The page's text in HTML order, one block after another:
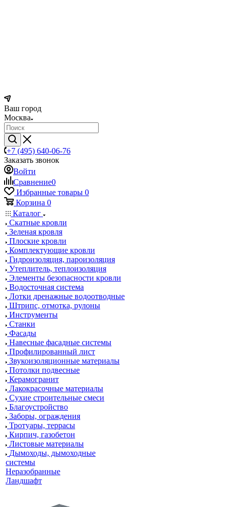
Ваш город
Москва
+7 (495) 640-06-76
Заказать звонок
Войти
Сравнение0
Избранные товары 0
Корзина 0
Каталог
Скатные кровли
Зеленая кровля
Плоские кровли
Комплектующие кровли
Гидроизоляция, пароизоляция
Утеплитель, теплоизоляция
Элементы безопасности кровли
Водосточная система
Лотки дренажные водоотводные
Штрипс, отмотка, рулоны
Инструменты
Станки
Фасады
Навесные фасадные системы
Профилированный лист
Звукоизоляционные материалы
Потолки подвесные
Керамогранит
Лакокрасочные материалы
Сухие строительные смеси
Благоустройство
Заборы, ограждения
Тротуары, террасы
Кирпич, газобетон
Листовые материалы
Дымоходы, дымоходные
системы
Неразобранные
Ландшафт